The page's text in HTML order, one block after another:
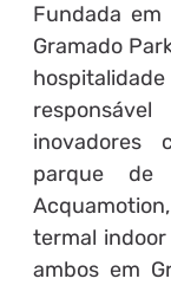
Fundada em
Gramado
inovadores
parque
termal
ambos em